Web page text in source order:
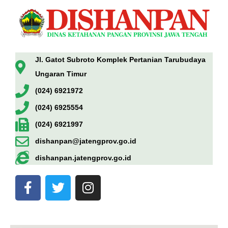
Jl. Gatot Subroto Komplek Pertanian Tarubudaya
Ungaran Timur
(024) 6921972
(024) 6925554
(024) 6921997
dishanpan@jatengprov.go.id
dishanpan.jatengprov.go.id
F
a
T
w
I
n